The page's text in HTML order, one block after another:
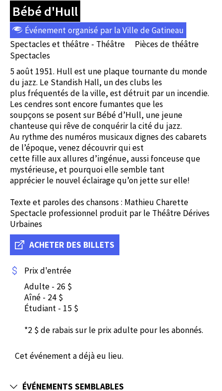
Bébé d'Hull
Événement organisé par la Ville de Gatineau
Spectacles et théâtre - Théâtre
Pièces de théâtre
Spectacles
5 août 1951. Hull est une plaque tournante du monde
du jazz. Le Standish Hall, un des clubs les
plus fréquentés de la ville, est détruit par un incendie.
Les cendres sont encore fumantes que les
soupçons se posent sur Bébé d’Hull, une jeune
chanteuse qui rêve de conquérir la cité du jazz.
Au rythme des numéros musicaux dignes des cabarets
de l’époque, venez découvrir qui est
cette fille aux allures d’ingénue, aussi fonceuse que
mystérieuse, et pourquoi elle semble tant
apprécier le nouvel éclairage qu’on jette sur elle!
Texte et paroles des chansons : Mathieu Charette
Spectacle professionnel produit par le Théâtre Dérives
Urbaines
ACHETER DES BILLETS
Prix d'entrée
Adulte - 26 $
Aîné - 24 $
Étudiant - 15 $
*2 $ de rabais sur le prix adulte pour les abonnés.
Cet événement a déjà eu lieu.
ÉVÉNEMENTS SEMBLABLES